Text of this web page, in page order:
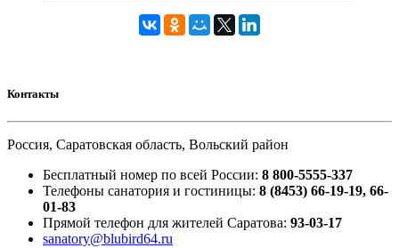
Контакты
Россия, Саратовская область, Вольский район
Бесплатный номер по всей России: 8 800-5555-337
Телефоны санатория и гостиницы: 8 (8453) 66-19-19, 66-
01-83
Прямой телефон для жителей Саратова: 93-03-17
sanatory@blubird64.ru